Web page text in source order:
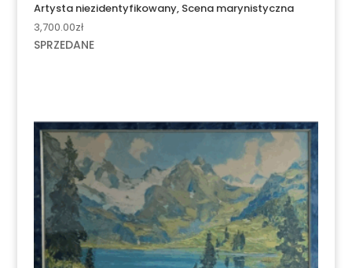
Artysta niezidentyfikowany, Scena marynistyczna
3,700.00zł
SPRZEDANE